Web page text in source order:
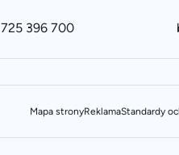
725 396 700
Mapa stronyReklamaStandardy